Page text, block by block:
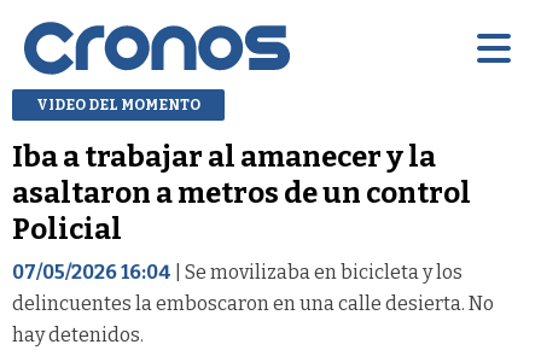
VIDEO DEL MOMENTO
Iba a trabajar al amanecer y la
asaltaron a metros de un control
Policial
07/05/2026 16:04 | Se movilizaba en bicicleta y los
delincuentes la emboscaron en una calle desierta. No
hay detenidos.